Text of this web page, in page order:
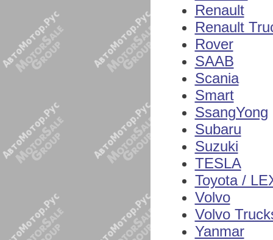
Renault
Renault
Rover
SAAB
Scania
Smart
SsangYong
Subaru
Suzuki
TESLA
Toyota /
Volvo
Volvo
Yanmar